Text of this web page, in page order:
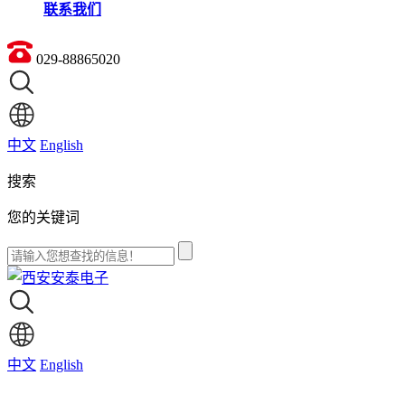
联系我们
029-88865020
中文 English
搜索
您的关键词
中文 English